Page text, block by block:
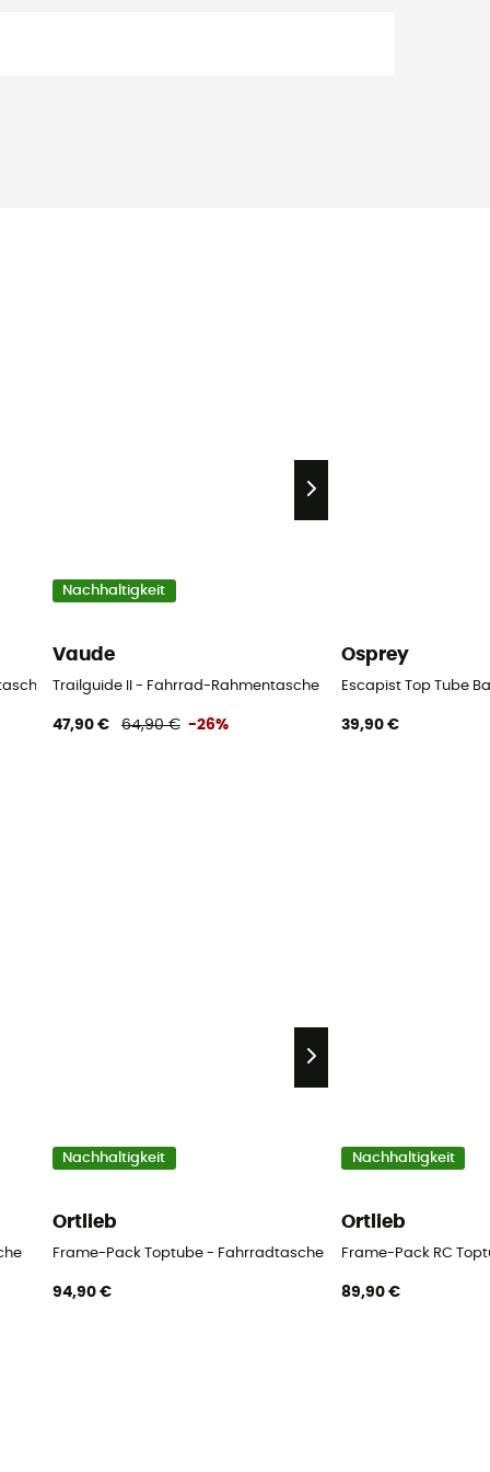
Nachhaltigkeit
Vaude
Trailguide II - Fahrrad-Rahmentasche
47,90 € 64,90 € -26%
Osprey
Escapist Top Tube
39,90 €
Nachhaltigkeit
Ortlieb
Frame-Pack Toptube - Fahrradtasche
94,90 €
Nachhaltigkeit
Ortlieb
Frame-Pack RC
89,90 €